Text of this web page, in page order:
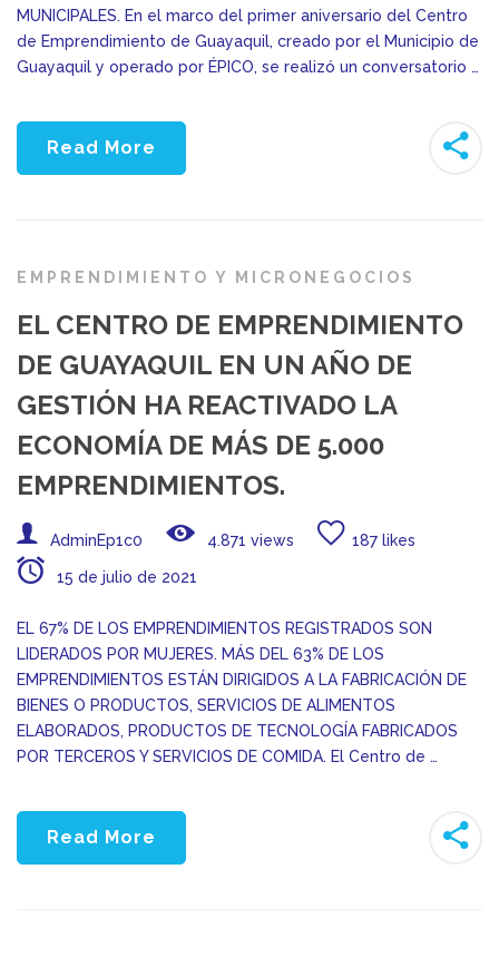
MUNICIPALES. En el marco del primer aniversario del Centro
de Emprendimiento de Guayaquil, creado por el Municipio de
Guayaquil y operado por ÉPICO, se realizó un conversatorio …
Read More
EMPRENDIMIENTO Y MICRONEGOCIOS
EL CENTRO DE EMPRENDIMIENTO
DE GUAYAQUIL EN UN AÑO DE
GESTIÓN HA REACTIVADO LA
ECONOMÍA DE MÁS DE 5.000
EMPRENDIMIENTOS.
AdminEp1c0 4.871 views 187 likes
15 de julio de 2021
EL 67% DE LOS EMPRENDIMIENTOS REGISTRADOS SON
LIDERADOS POR MUJERES. MÁS DEL 63% DE LOS
EMPRENDIMIENTOS ESTÁN DIRIGIDOS A LA FABRICACIÓN DE
BIENES O PRODUCTOS, SERVICIOS DE ALIMENTOS
ELABORADOS, PRODUCTOS DE TECNOLOGÍA FABRICADOS
POR TERCEROS Y SERVICIOS DE COMIDA. El Centro de …
Read More